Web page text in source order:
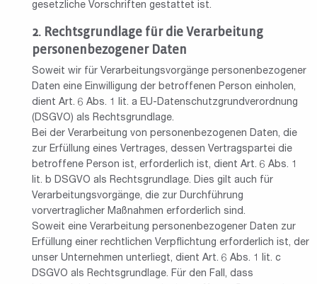
gesetzliche Vorschriften gestattet ist.
Rechtsgrundlage für die Verarbeitung
personenbezogener Daten
Soweit wir für Verarbeitungsvorgänge personenbezogener
Daten eine Einwilligung der betroffenen Person einholen,
dient Art. 6 Abs. 1 lit. a EU-Datenschutzgrundverordnung
(DSGVO) als Rechtsgrundlage.
Bei der Verarbeitung von personenbezogenen Daten, die
zur Erfüllung eines Vertrages, dessen Vertragspartei die
betroffene Person ist, erforderlich ist, dient Art. 6 Abs. 1
lit. b DSGVO als Rechtsgrundlage. Dies gilt auch für
Verarbeitungsvorgänge, die zur Durchführung
vorvertraglicher Maßnahmen erforderlich sind.
Soweit eine Verarbeitung personenbezogener Daten zur
Erfüllung einer rechtlichen Verpflichtung erforderlich ist, der
unser Unternehmen unterliegt, dient Art. 6 Abs. 1 lit. c
DSGVO als Rechtsgrundlage. Für den Fall, dass